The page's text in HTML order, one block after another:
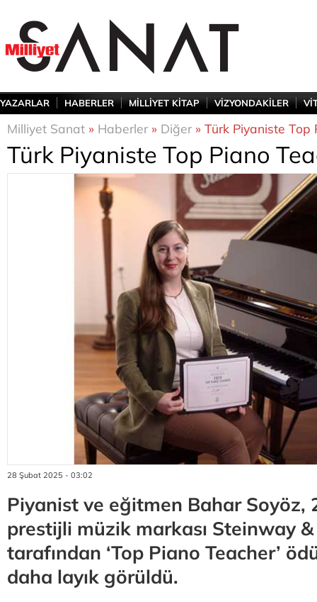
YAZARLAR HABERLER MİLLİYET KİTAP VİZYONDAKİLER
Milliyet Sanat » Haberler» Diğer» Türk Piyaniste Top
Türk Piyaniste Top Piano
28 Şubat 2025 - 03:02
Piyanist ve eğitmen Bahar Soyöz,
prestijli müzik markası Steinway
tarafından ‘Top Piano Teacher’
daha layık görüldü.